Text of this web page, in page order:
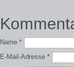
Name *
E-Mail-Adresse *